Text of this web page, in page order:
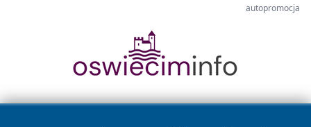
autopromocja